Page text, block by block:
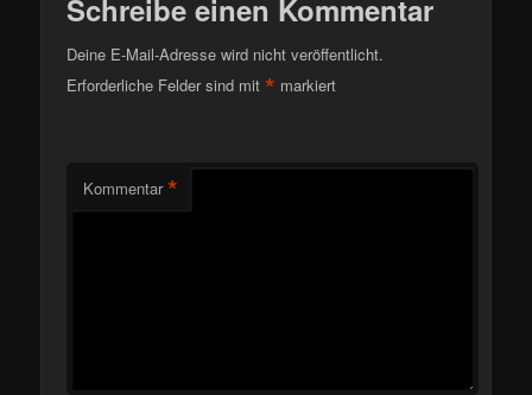
Schreibe einen Kommentar
Deine E-Mail-Adresse wird nicht veröffentlicht.
Erforderliche Felder sind mit* markiert
Kommentar *